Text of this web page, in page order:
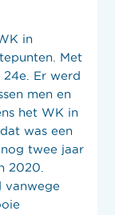
in
Met
Er werd
men en
het WK in
was een
twee jaar
2020.
vanwege